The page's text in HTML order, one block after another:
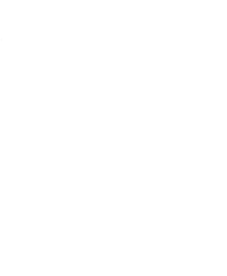
ディに！